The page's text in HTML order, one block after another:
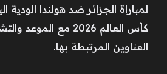
لمباراة الجزائر ضد هولندا
كأس العالم 2026 مع
العناوين المرتبطة بها.